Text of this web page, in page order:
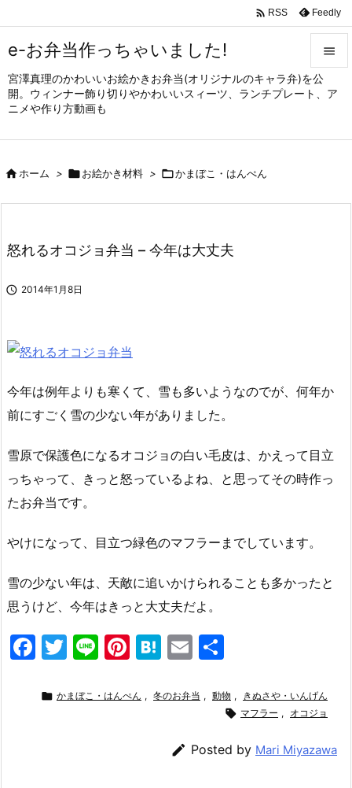
e-お弁当作っちゃいました!
宮澤真理のかわいいお絵かきお弁当(オリジナルのキャラ弁)を公
開。ウィンナー飾り切りやかわいいスィーツ、ランチプレート、ア
ニメや作り方動画も


メニュ
サイド

 RSS Feedly
ホーム > お絵かき材料 > かまぼこ・はんぺん
怒れるオコジョ弁当 – 今年は大丈夫
 2014年1月8日
今年は例年よりも寒くて、雪も多いようなのでが、何年か
前にすごく雪の少ない年がありました。
雪原で保護色になるオコジョの白い毛皮は、かえって目立
っちゃって、きっと怒っているよね、と思ってその時作っ
たお弁当です。
やけになって、目立つ緑色のマフラーまでしています。
雪の少ない年は、天敵に追いかけられることも多かったと
思うけど、今年はきっと大丈夫だよ。
F
c
T
itt
Li
e
Pi
er
H
e
a
E
ai
 かまぼこ・はんぺん , 冬のお弁当 , 動物 , きぬさや・いんげん
 マフラー , オコジョ
 Posted by Mari Miyazawa